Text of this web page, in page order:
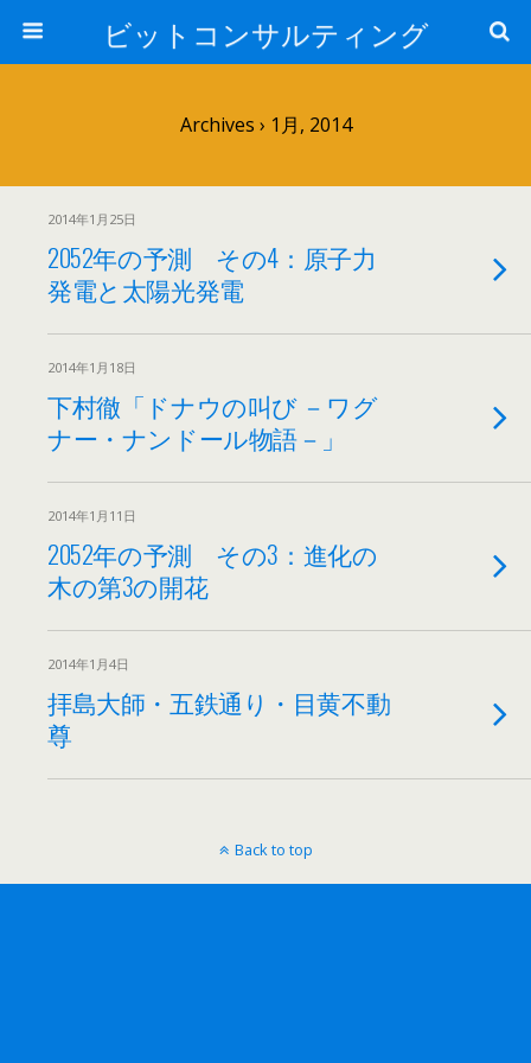
ビットコンサルティング
Archives › 1月, 2014
2014年1月25日
2052年の予測 その4：原子力
発電と太陽光発電
2014年1月18日
下村徹「ドナウの叫び －ワグ
ナー・ナンドール物語－」
2014年1月11日
2052年の予測 その3：進化の
木の第3の開花
2014年1月4日
拝島大師・五鉄通り・目黄不動
尊
Back to top